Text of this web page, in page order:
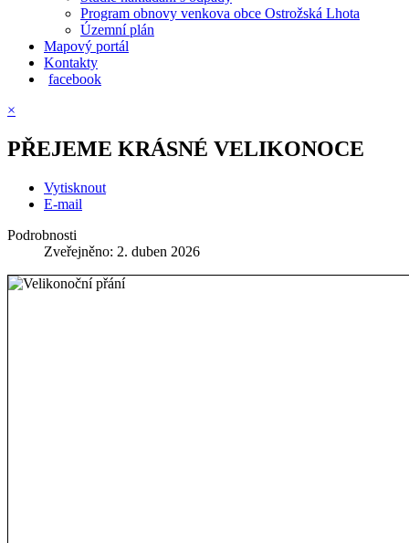
Program obnovy venkova obce Ostrožská Lhota
Územní plán
Mapový portál
Kontakty
facebook
×
PŘEJEME KRÁSNÉ VELIKONOCE
Vytisknout
E-mail
Podrobnosti
Zveřejněno: 2. duben 2026